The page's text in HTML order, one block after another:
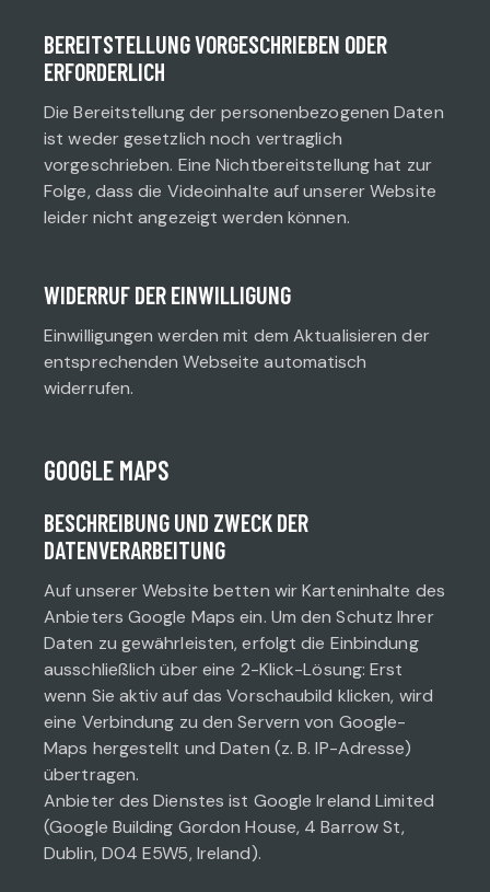
BEREITSTELLUNG VORGESCHRIEBEN ODER
ERFORDERLICH
Die Bereitstellung der personenbezogenen Daten
ist weder gesetzlich noch vertraglich
vorgeschrieben. Eine Nichtbereitstellung hat zur
Folge, dass die Videoinhalte auf unserer Website
leider nicht angezeigt werden können.
WIDERRUF DER EINWILLIGUNG
Einwilligungen werden mit dem Aktualisieren der
entsprechenden Webseite automatisch
widerrufen.
GOOGLE MAPS
BESCHREIBUNG UND ZWECK DER
DATENVERARBEITUNG
Auf unserer Website betten wir Karteninhalte des
Anbieters Google Maps ein. Um den Schutz Ihrer
Daten zu gewährleisten, erfolgt die Einbindung
ausschließlich über eine 2-Klick-Lösung: Erst
wenn Sie aktiv auf das Vorschaubild klicken, wird
eine Verbindung zu den Servern von Google-
Maps hergestellt und Daten (z. B. IP-Adresse)
übertragen.
Anbieter des Dienstes ist Google Ireland Limited
(Google Building Gordon House, 4 Barrow St,
Dublin, D04 E5W5, Ireland).